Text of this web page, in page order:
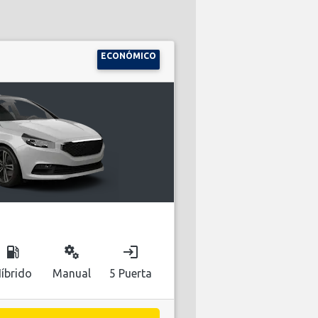
ECONÓMICO
local_gas_station miscellaneous_services
Manual
login
5 Puerta